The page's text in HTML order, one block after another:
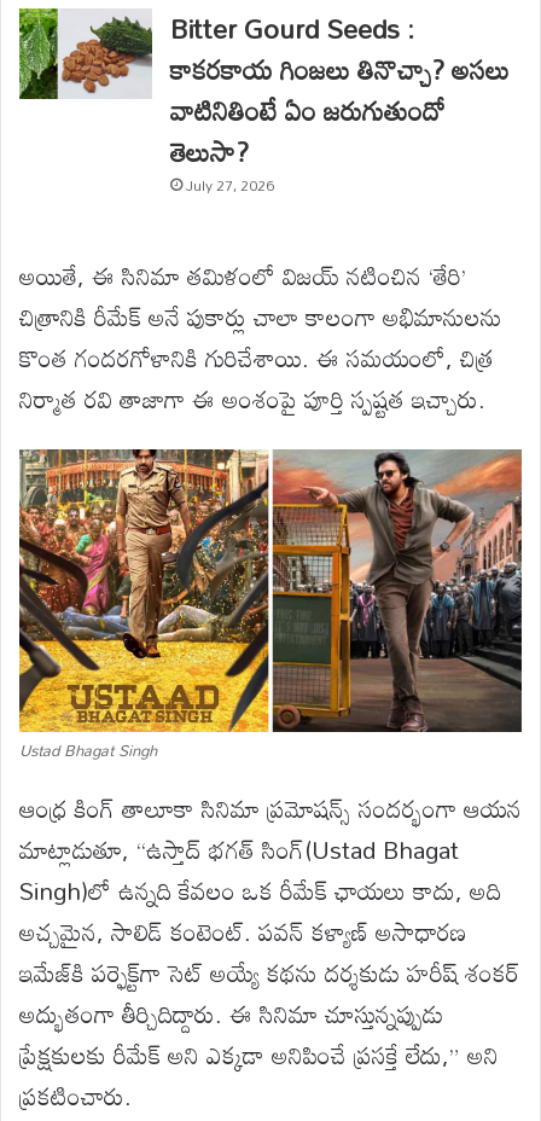
Bitter Gourd Seeds :
కాకరకాయ గింజలు తినొచ్చా? అసలు
వాటినితింటే ఏం జరుగుతుందో
తెలుసా?
July 27, 2026
అయితే, ఈ సినిమా తమిళంలో విజయ్ నటించిన ‘తేరి’
చిత్రానికి రీమేక్ అనే పుకార్లు చాలా కాలంగా అభిమానులను
కొంత గందరగోళానికి గురిచేశాయి. ఈ సమయంలో, చిత్ర
నిర్మాత రవి తాజాగా ఈ అంశంపై పూర్తి స్పష్టత ఇచ్చారు.
Ustad Bhagat Singh
ఆంధ్ర కింగ్ తాలూకా సినిమా ప్రమోషన్స్ సందర్భంగా ఆయన
మాట్లాడుతూ, “ఉస్తాద్ భగత్ సింగ్‌(Ustad Bhagat
Singh)లో ఉన్నది కేవలం ఒక రీమేక్ ఛాయలు కాదు, అది
అచ్చమైన, సాలిడ్ కంటెంట్. పవన్ కళ్యాణ్ అసాధారణ
ఇమేజ్‌కి పర్ఫెక్ట్‌గా సెట్ అయ్యే కథను దర్శకుడు హరీష్ శంకర్
అద్భుతంగా తీర్చిదిద్దారు. ఈ సినిమా చూస్తున్నప్పుడు
ప్రేక్షకులకు రీమేక్ అని ఎక్కడా అనిపించే ప్రసక్తే లేదు,” అని
ప్రకటించారు.